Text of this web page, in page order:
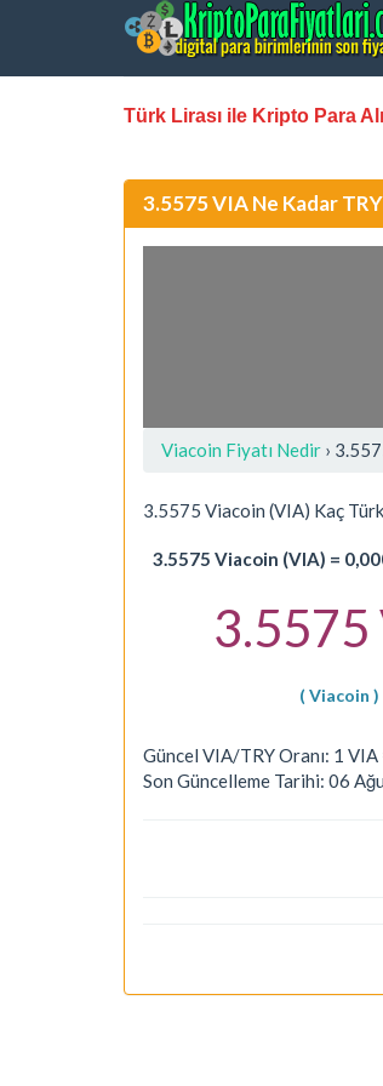
Türk Lirası ile Kripto Para
3.5575 VIA Ne Kadar
Viacoin Fiyatı Nedir ›
3.5575 Viacoin (VIA) Kaç
3.5575 Viacoin (VIA) =
3.5575
( Viacoin )
Güncel VIA/TRY Oranı: 1
Son Güncelleme Tarihi: 06